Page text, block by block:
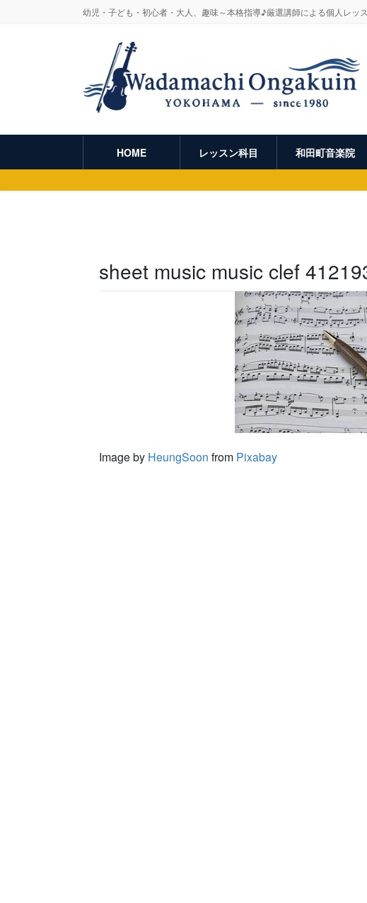
幼児・子ども・初心者・大人、趣味～本格指導♪厳選講師による個人レッ
HOME レッスン科目 和田町音楽院
sheet music music clef
Image by HeungSoon from Pixabay